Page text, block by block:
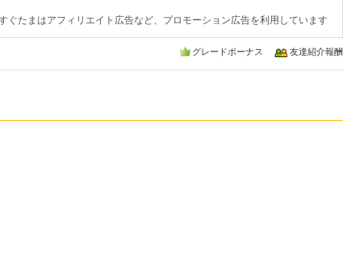
ぐたまはアフィリエイト広告など、プロモーション広告を利用しています
グレードボーナス 友達紹介報酬